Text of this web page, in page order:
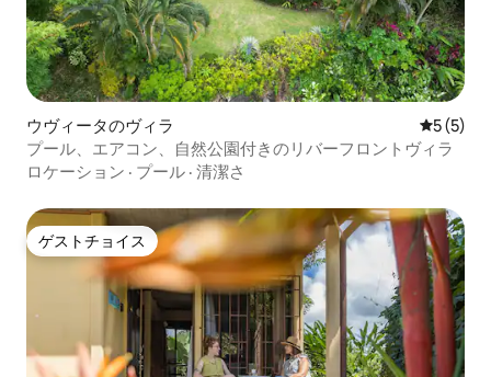
ウヴィータのヴィラ レビュー
5 (5)
プール、エアコン、自然公園付きのリバーフロントヴィラ
ロケーション · プール · 清潔さ
ゲストチョイス
ゲストチョイス